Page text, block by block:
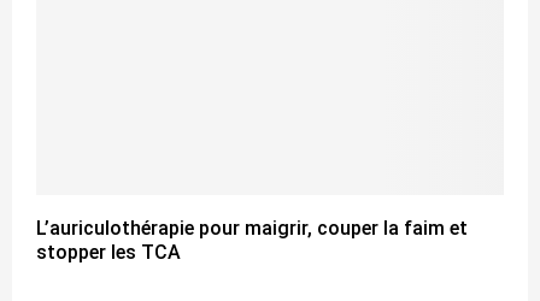
L’auriculothérapie pour maigrir, couper la faim et
stopper les TCA